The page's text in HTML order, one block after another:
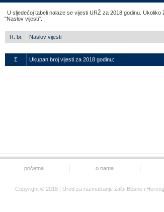
U sljedećoj tabeli nalaze se vijesti URŽ za 2018 godinu.
"Naslov vijesti".
R. br. Naslov vijesti
Σ Ukupan broj vijesti za 2018 godinu:
početna o nama
Copyright © 2018 | Ured za razmatranje žalbi Bosne i